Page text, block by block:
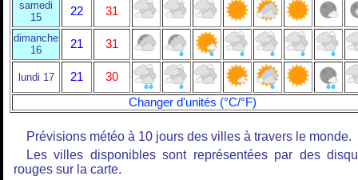
samedi
15
22 31
dimanche
16
21 31
lundi 17 21
30
Changer d'unités (°C/°F)
Prévisions météo à 10 jours des villes à travers le monde.
Les villes disponibles sont représentées par des
rouges sur la carte.